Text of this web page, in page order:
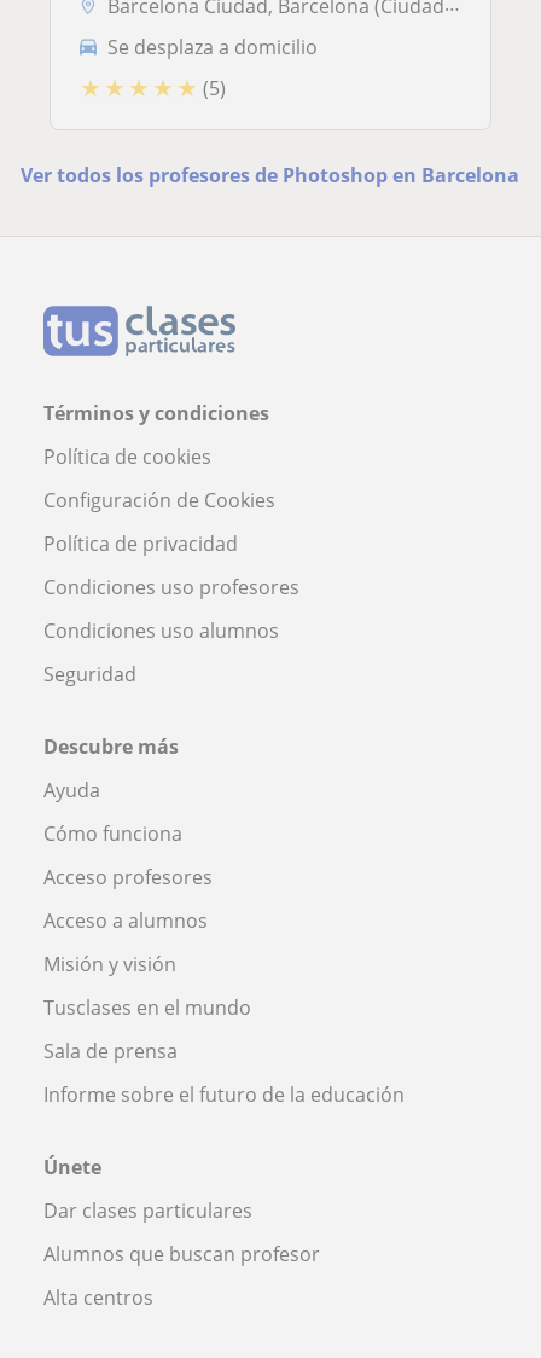
Barcelona Ciudad, Barcelona (Ciudad), Esplugues de Llobregat, Sant Jus...
Se desplaza a domicilio
★ ★ ★ ★ ★ (5)
Ver todos los profesores de Photoshop en Barcelona
Términos y condiciones
Política de cookies
Configuración de Cookies
Política de privacidad
Condiciones uso profesores
Condiciones uso alumnos
Seguridad
Descubre más
Ayuda
Cómo funciona
Acceso profesores
Acceso a alumnos
Misión y visión
Tusclases en el mundo
Sala de prensa
Informe sobre el futuro de la educación
Únete
Dar clases particulares
Alumnos que buscan profesor
Alta centros